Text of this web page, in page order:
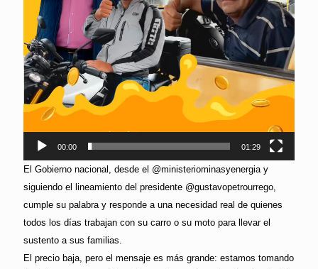
00:00 01:29
El Gobierno nacional, desde el @ministeriominasyenergia y
siguiendo el lineamiento del presidente @gustavopetrourrego,
cumple su palabra y responde a una necesidad real de quienes
todos los días trabajan con su carro o su moto para llevar el
sustento a sus familias.
El precio baja, pero el mensaje es más grande: estamos tomando